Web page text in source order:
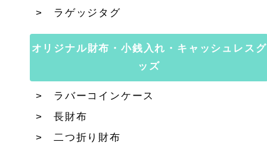
ラゲッジタグ
オリジナル財布・小銭入れ・キャッシュレスグ
ッズ
ラバーコインケース
長財布
二つ折り財布